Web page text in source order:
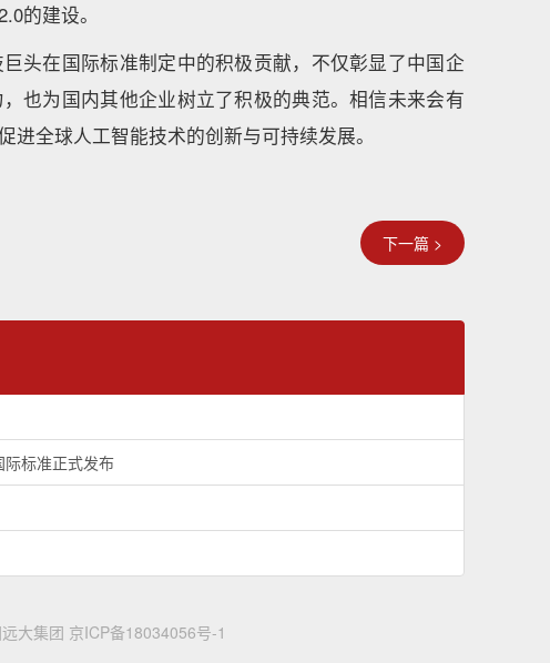
的建设。
头在国际标准制定中的积极贡献，不仅彰显了中国企
也为国内其他企业树立了积极的典范。相信未来会有
全球人工智能技术的创新与可持续发展。
下一篇 >
标准正式发布
大集团 京ICP备18034056号-1